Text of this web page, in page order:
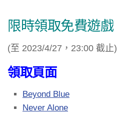
限時領取免費遊戲
(至 2023/4/27，23:00 截止)
領取頁面
Beyond Blue
Never Alone